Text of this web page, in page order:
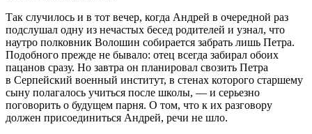
Так случилось и в тот вечер, когда Андрей в очередной раз
подслушал одну из нечастых бесед родителей и узнал, что
наутро полковник Волошин собирается забрать лишь Петра.
Подобного прежде не бывало: отец всегда забирал обоих
пацанов сразу. Но завтра он планировал свозить Петра
в Серпейский военный институт, в стенах которого старшему
сыну полагалось учиться после школы, — и серьезно
поговорить о будущем парня. О том, что к их разговору
должен присоединиться Андрей, речи не шло.